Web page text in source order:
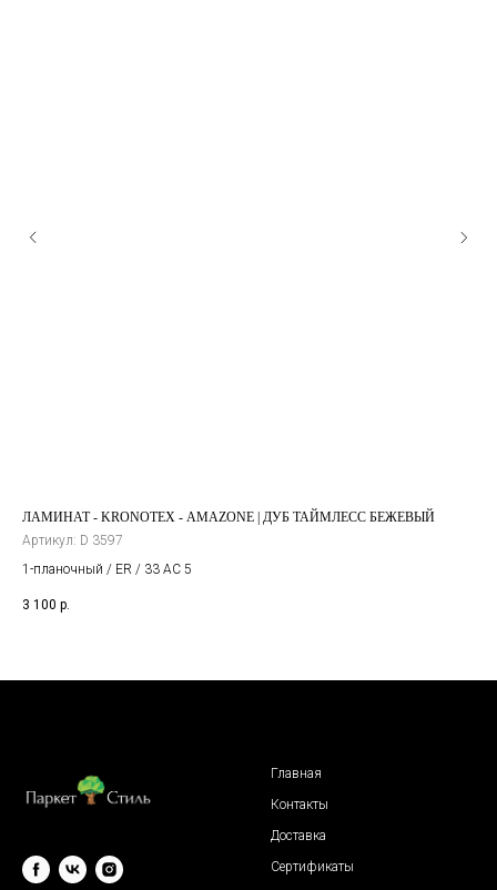
ЛАМИНАТ - KRONOTEX - AMAZONE | ДУБ ТАЙМЛЕСС БЕЖЕВЫЙ
Артикул: D 3597
1-планочный / ER / 33 AC 5
3 100 р.
Главная
Контакты
Доставка
Сертификаты